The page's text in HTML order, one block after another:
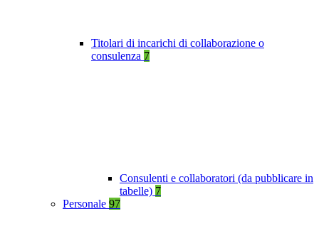
Titolari di incarichi di collaborazione o
consulenza 7
Consulenti e collaboratori (da pubblicare in
tabelle) 7
Personale 97